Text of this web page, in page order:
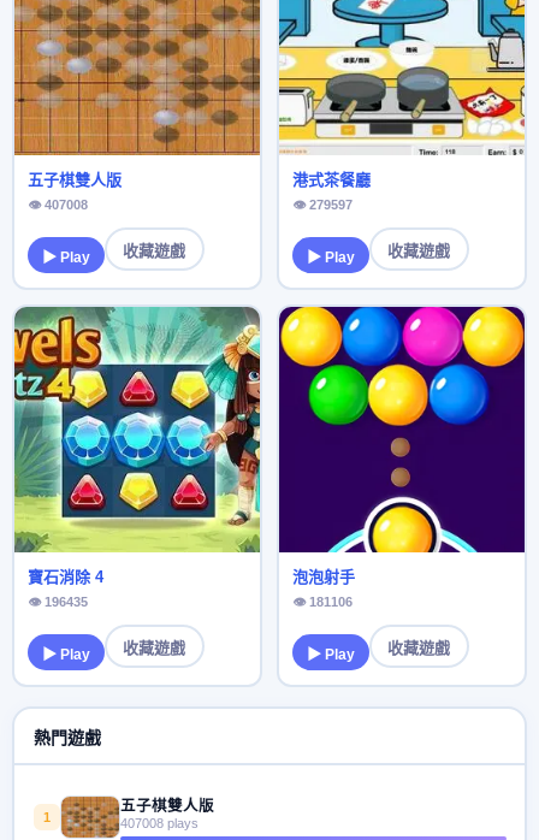
五子棋雙人版
👁 407008
▶ Play 收藏遊戲
港式茶餐廳
👁 279597
▶ Play 收藏遊戲
寶石消除 4
👁 196435
▶ Play 收藏遊戲
泡泡射手
👁 181106
▶ Play 收藏遊戲
熱門遊戲
1
五子棋雙人版
407008 plays